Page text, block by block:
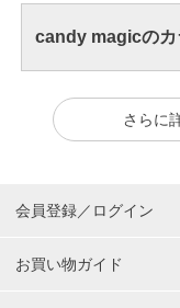
candy magicのカ
さらに
会員登録／ログイン
お買い物ガイド